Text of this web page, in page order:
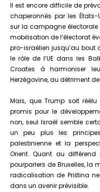
Il est encore difficile de
chaperonnés par les États-
sur la campagne
mobilisation de l’électorat
pro-israélien jusqu’au bout
le rôle de l’UE dans les
Croates à harmoniser
Herzégovine, au détriment
Mais, que Trump soit
promis pour le
non, seul Israël semble
un peu plus les
palestinienne et la
Orient. Quant au différend
pourparlers de Bruxelles, la
radicalisation de Priština
dans un avenir prévisible.